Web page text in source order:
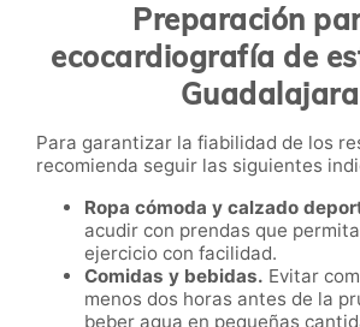
Preparación
ecocardiografía de
Guadalajara
Para garantizar la fiabilidad de los
recomienda seguir las siguientes
Ropa cómoda y calzado
acudir con prendas que
ejercicio con facilidad.
Comidas y bebidas. Evitar
menos dos horas antes de la
beber agua en pequeñas